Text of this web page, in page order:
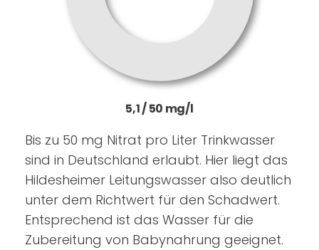
5,1 / 50 mg/l
Bis zu 50 mg Nitrat pro Liter Trinkwasser
sind in Deutschland erlaubt. Hier liegt das
Hildesheimer Leitungswasser also deutlich
unter dem Richtwert für den Schadwert.
Entsprechend ist das Wasser für die
Zubereitung von Babynahrung geeignet.